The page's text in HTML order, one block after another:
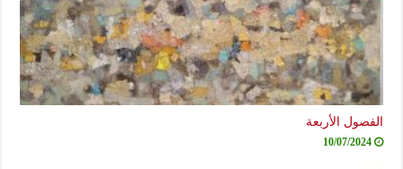
الفصول الأربعة
10/07/2024